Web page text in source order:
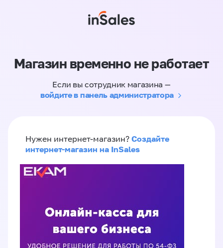
Магазин временно не работает
Если вы сотрудник магазина —
войдите в панель администратора
Нужен интернет-магазин? Создайте
интернет-магазин на InSales